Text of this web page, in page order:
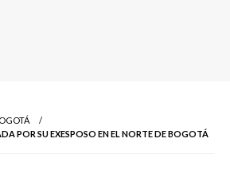
POR SU EXESPOSO EN EL NORTE DE BOGOTÁ